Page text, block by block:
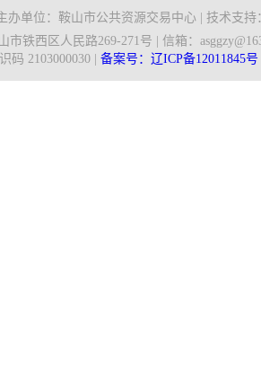
办单位：鞍山市公共资源交易中心 | 技术支持
市铁西区人民路269-271号 | 信箱：
码 2103000030 | 备案号：辽ICP备12011845号 |